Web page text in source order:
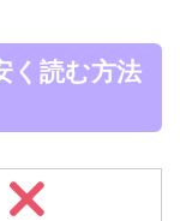
く読む方法